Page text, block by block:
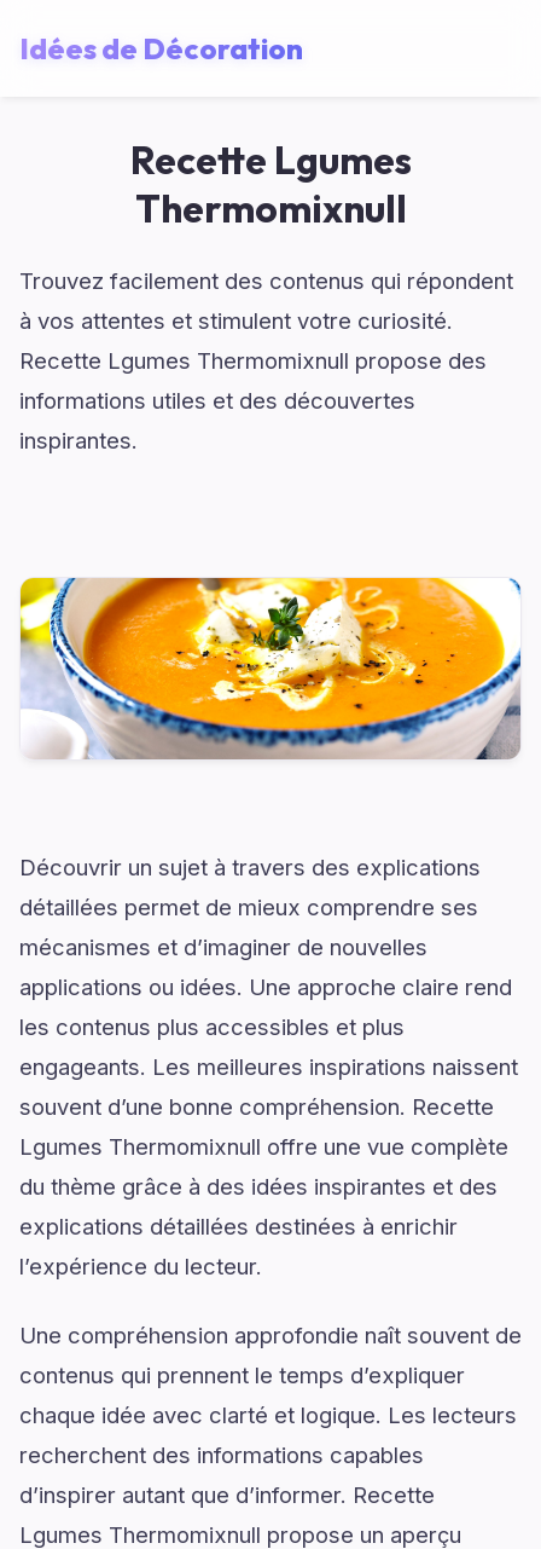
Idées de Décoration
Recette Lgumes
Thermomixnull
Trouvez facilement des contenus qui répondent
à vos attentes et stimulent votre curiosité.
Recette Lgumes Thermomixnull propose des
informations utiles et des découvertes
inspirantes.
Découvrir un sujet à travers des explications
détaillées permet de mieux comprendre ses
mécanismes et d’imaginer de nouvelles
applications ou idées. Une approche claire rend
les contenus plus accessibles et plus
engageants. Les meilleures inspirations naissent
souvent d’une bonne compréhension. Recette
Lgumes Thermomixnull offre une vue complète
du thème grâce à des idées inspirantes et des
explications détaillées destinées à enrichir
l’expérience du lecteur.
Une compréhension approfondie naît souvent de
contenus qui prennent le temps d’expliquer
chaque idée avec clarté et logique. Les lecteurs
recherchent des informations capables
d’inspirer autant que d’informer. Recette
Lgumes Thermomixnull propose un aperçu